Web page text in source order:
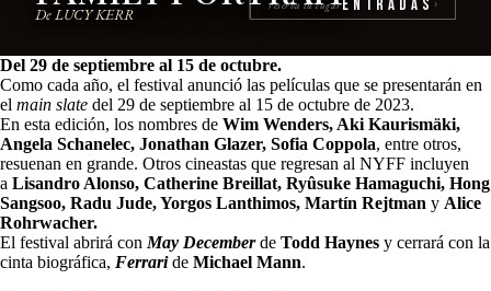
De LUCY KERR
reserva tu lugarEntradas ›
Del 29 de septiembre al 15 de octubre.
Como cada año, el festival anunció las películas que se presentarán en
el main slate del 29 de septiembre al 15 de octubre de 2023.
En esta edición, los nombres de Wim Wenders, Aki Kaurismäki,
Angela Schanelec, Jonathan Glazer, Sofia Coppola, entre otros,
resuenan en grande. Otros cineastas que regresan al NYFF incluyen
a Lisandro Alonso, Catherine Breillat, Ryûsuke Hamaguchi, Hong
Sangsoo, Radu Jude, Yorgos Lanthimos, Martín Rejtman y Alice
Rohrwacher.
El festival abrirá con May Decemberde Todd Haynes y cerrará con la
cinta biográfica, Ferraride Michael Mann.